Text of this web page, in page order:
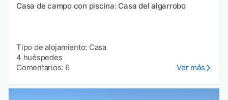
Casa de campo con piscina: Casa del algarrobo
Tipo de alojamiento: Casa
4 huéspedes
Comentarios: 6
Ver más